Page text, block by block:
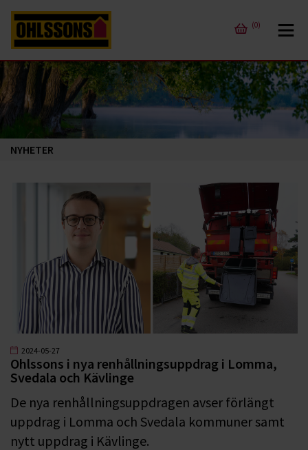
(0)
NYHETER
2024-05-27
Ohlssons i nya renhållningsuppdrag i Lomma,
Svedala och Kävlinge
De nya renhållningsuppdragen avser förlängt
uppdrag i Lomma och Svedala kommuner samt
nytt uppdrag i Kävlinge.